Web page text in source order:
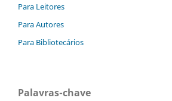
Para Leitores
Para Autores
Para Bibliotecários
Palavras-chave